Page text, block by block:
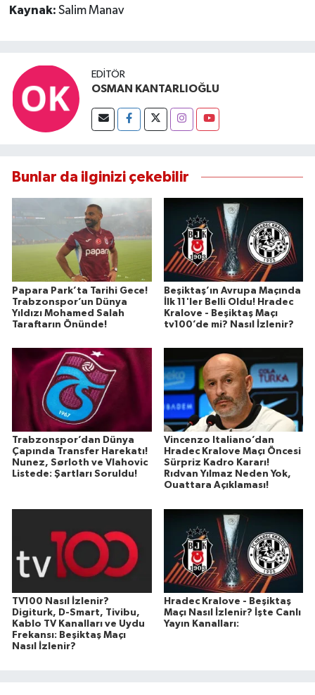
Kaynak: Salim Manav
EDITÖR
OSMAN KANTARLIOĞLU
Bunlar da ilginizi çekebilir
Papara Park’ta Tarihi Gece!
Trabzonspor’un Dünya
Yıldızı Mohamed Salah
Taraftarın Önünde!
Beşiktaş’ın Avrupa Maçında
İlk 11'ler Belli Oldu! Hradec
Kralove - Beşiktaş Maçı
tv100’de mi? Nasıl İzlenir?
Trabzonspor’dan Dünya
Çapında Transfer Harekatı!
Nunez, Sørloth ve Vlahovic
Listede: Şartları Soruldu!
Vincenzo Italiano’dan
Hradec Kralove Maçı Öncesi
Sürpriz Kadro Kararı!
Rıdvan Yılmaz Neden Yok,
Ouattara Açıklaması!
TV100 Nasıl İzlenir?
Digiturk, D-Smart, Tivibu,
Kablo TV Kanalları ve Uydu
Frekansı: Beşiktaş Maçı
Nasıl İzlenir?
Hradec Kralove - Beşiktaş
Maçı Nasıl İzlenir? İşte Canlı
Yayın Kanalları: